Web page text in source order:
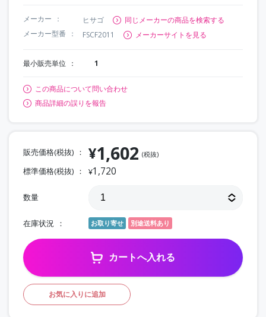
メーカー ヒサゴ
同じメーカーの商品を検索する
メーカー型番
FSCF2011 メーカーサイトを見る
最小販売単位 1
この商品について問い合わせ
商品詳細の誤りを報告
販売価格(税抜) ¥1,602 (税抜)
標準価格(税抜) ¥1,720
数量
在庫状況 お取り寄せ 別途送料あり
カートへ入れる
お気に入りに追加